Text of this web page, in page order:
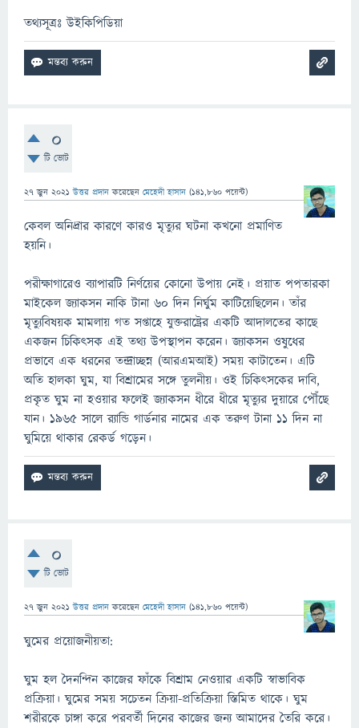
তথ্যসূত্রঃ উইকিপিডিয়া
0
টি ভোট
27 জুন 2021 উত্তর প্রদান করেছেন মেহেদী হাসান (141,860 পয়েন্ট)
কেবল অনিদ্রার কারণে কারও মৃত্যুর ঘটনা কখনো প্রমাণিত
হয়নি।
পরীক্ষাগারেও ব্যাপারটি নির্ণয়ের কোনো উপায় নেই। প্রয়াত পপতারকা
মাইকেল জ্যাকসন নাকি টানা ৬০ দিন নির্ঘুম কাটিয়েছিলেন। তাঁর
মৃত্যুবিষয়ক মামলায় গত সপ্তাহে যুক্তরাষ্ট্রের একটি আদালতের কাছে
একজন চিকিৎসক এই তথ্য উপস্থাপন করেন। জ্যাকসন ওষুধের
প্রভাবে এক ধরনের তন্দ্রাচ্ছন্ন (আরএমআই) সময় কাটাতেন। এটি
অতি হালকা ঘুম, যা বিশ্রামের সঙ্গে তুলনীয়। ওই চিকিৎসকের দাবি,
প্রকৃত ঘুম না হওয়ার ফলেই জ্যাকসন ধীরে ধীরে মৃত্যুর দুয়ারে পৌঁছে
যান। ১৯৬৫ সালে র‌্যান্ডি গার্ডনার নামের এক তরুণ টানা ১১ দিন না
ঘুমিয়ে থাকার রেকর্ড গড়েন।
0
টি ভোট
27 জুন 2021 উত্তর প্রদান করেছেন মেহেদী হাসান (141,860 পয়েন্ট)
ঘুমের প্রয়োজনীয়তা:
ঘুম হল দৈনন্দিন কাজের ফাঁকে বিশ্রাম নেওয়ার একটি স্বাভাবিক
প্রক্রিয়া। ঘুমের সময় সচেতন ক্রিয়া-প্রতিক্রিয়া স্তিমিত থাকে। ঘুম
শরীরকে চাঙ্গা করে পরবর্তী দিনের কাজের জন্য আমাদের তৈরি করে।